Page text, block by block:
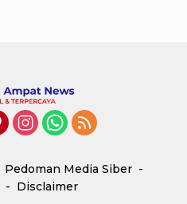
Pedoman Media Siber
Disclaimer